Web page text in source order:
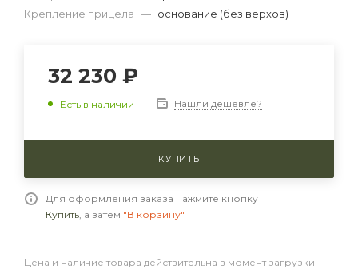
Крепление прицела — основание (без верхов)
32 230 ₽
Есть в наличии Нашли дешевле?
КУПИТЬ
Для оформления заказа нажмите кнопку
Купить, а затем "В корзину"
Цена и наличие товара действительна в момент загрузки